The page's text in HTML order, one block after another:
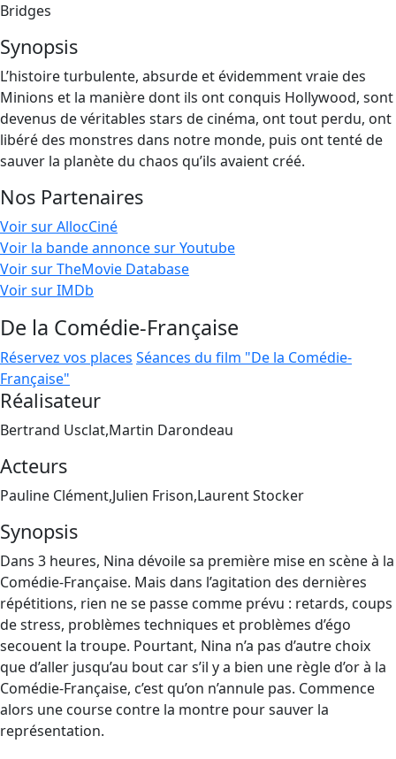
Bridges
Synopsis
L’histoire turbulente, absurde et évidemment vraie des
Minions et la manière dont ils ont conquis Hollywood, sont
devenus de véritables stars de cinéma, ont tout perdu, ont
libéré des monstres dans notre monde, puis ont tenté de
sauver la planète du chaos qu’ils avaient créé.
Nos Partenaires
Voir sur AllocCiné
Voir la bande annonce sur Youtube
Voir sur TheMovie Database
Voir sur IMDb
De la Comédie-Française
Réservez vos places Séances du film "De la Comédie-
Française"
Réalisateur
Bertrand Usclat,Martin Darondeau
Acteurs
Pauline Clément,Julien Frison,Laurent Stocker
Synopsis
Dans 3 heures, Nina dévoile sa première mise en scène à la
Comédie-Française. Mais dans l’agitation des dernières
répétitions, rien ne se passe comme prévu : retards, coups
de stress, problèmes techniques et problèmes d’égo
secouent la troupe. Pourtant, Nina n’a pas d’autre choix
que d’aller jusqu’au bout car s’il y a bien une règle d’or à la
Comédie-Française, c’est qu’on n’annule pas. Commence
alors une course contre la montre pour sauver la
représentation.